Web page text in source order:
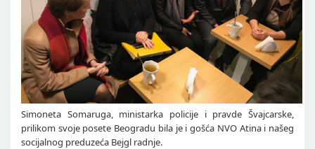
Simoneta Somaruga, ministarka policije i pravde Švajcarske,
prilikom svoje posete Beogradu bila je i gošća NVO Atina i našeg
socijalnog preduzeća Bejgl radnje.